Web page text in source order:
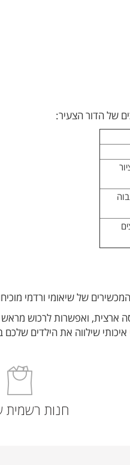
של הדור הצעיר:
של שיאומי ורדמי
ואפשרות לרכוש
איכותי שילווה את הילדים
חנות רשמית